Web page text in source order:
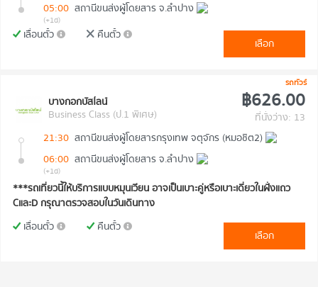
05:00 สถานีขนส่งผู้โดยสาร จ.ลำปาง
(+1d)
เลื่อนตั๋ว คืนตั๋ว
เลือก
รถทัวร์
บางกอกบัสไลน์
Business Class (ป.1 พิเศษ)
฿626.00
ที่นั่งว่าง: 13
21:30 สถานีขนส่งผู้โดยสารกรุงเทพ จตุจักร (หมอชิต2)
06:00 สถานีขนส่งผู้โดยสาร จ.ลำปาง
(+1d)
***รถเที่ยวนี้ให้บริการแบบหมุนเวียน อาจเป็นเบาะคู่หรือเบาะเดี่ยวในฝั่งแถว
CและD กรุณาตรวจสอบในวันเดินทาง
เลื่อนตั๋ว
คืนตั๋ว
เลือก